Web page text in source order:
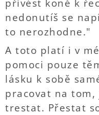
přivést koně k
nedonutíš se
to nerozhodne."
A toto platí i v
pomoci pouze
lásku k sobě
pracovat na
trestat. Přestat